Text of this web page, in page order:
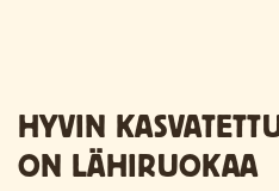
HYVIN
ON LÄHIRUOKAA